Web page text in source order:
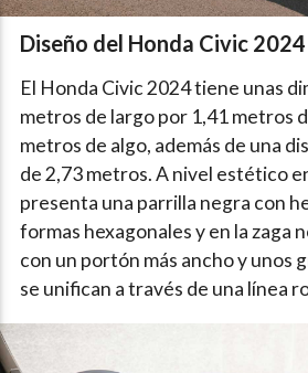
Diseño del Honda Civic 2024
El Honda Civic 2024 tiene unas
metros de largo por 1,41 metros
metros de algo, además de una
de 2,73 metros. A nivel estético
presenta una parrilla negra con
formas hexagonales y en la zaga
con un portón más ancho y unos
se unifican a través de una línea